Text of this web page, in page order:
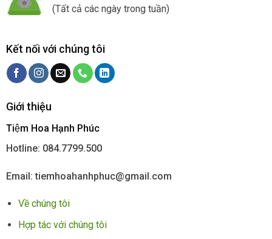
(Tất cả các ngày trong tuần)
Kết nối với chúng tôi
Giới thiệu
Tiệm Hoa Hạnh Phúc
Hotline: 084.7799.500
Email: tiemhoahanhphuc@gmail.com
Về chúng tôi
Hợp tác với chúng tôi